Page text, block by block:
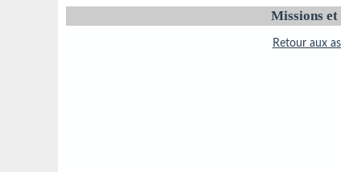
Missions
Retour aux